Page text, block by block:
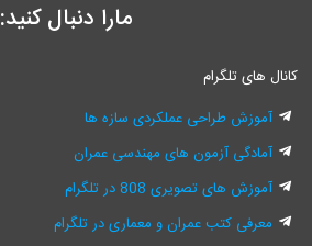
مارا دنبال کنید:
کانال های تلگرام
آموزش طراحی عملکردی سازه ها
آمادگی آزمون های مهندسی عمران
آموزش های تصویری 808 در تلگرام
معرفی کتب عمران و معماری در تلگرام